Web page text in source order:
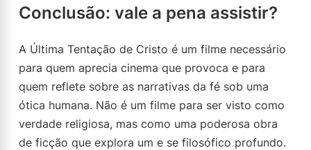
Conclusão: vale a pena assistir?
A Última Tentação de Cristo é um filme necessário
para quem aprecia cinema que provoca e para
quem reflete sobre as narrativas da fé sob uma
ótica humana. Não é um filme para ser visto como
verdade religiosa, mas como uma poderosa obra
de ficção que explora um e se filosófico profundo.